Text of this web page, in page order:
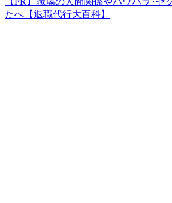
たへ【退職代行大百科】